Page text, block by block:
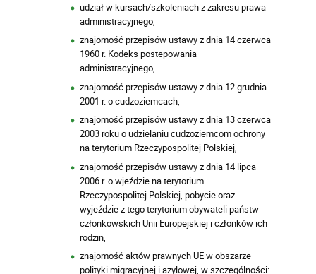
udział w kursach/szkoleniach z zakresu prawa
administracyjnego,
znajomość przepisów ustawy z dnia 14 czerwca
1960 r. Kodeks postepowania
administracyjnego,
znajomość przepisów ustawy z dnia 12 grudnia
2001 r. o cudzoziemcach,
znajomość przepisów ustawy z dnia 13 czerwca
2003 roku o udzielaniu cudzoziemcom ochrony
na terytorium Rzeczypospolitej Polskiej,
znajomość przepisów ustawy z dnia 14 lipca
2006 r. o wjeździe na terytorium
Rzeczypospolitej Polskiej, pobycie oraz
wyjeździe z tego terytorium obywateli państw
członkowskich Unii Europejskiej i członków ich
rodzin,
znajomość aktów prawnych UE w obszarze
polityki migracyjnej i azylowej, w szczególności: